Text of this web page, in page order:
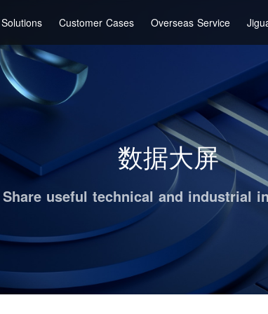
Solutions Customer Cases Overseas Service
数据大屏
Share useful technical and industrial